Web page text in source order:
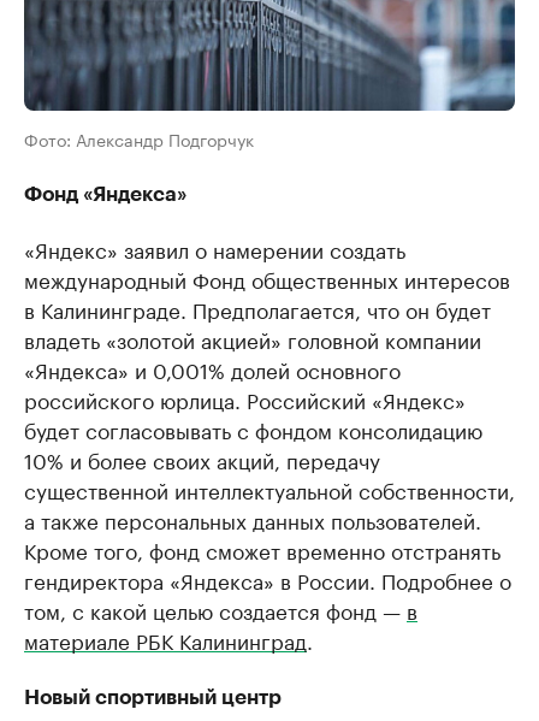
Фото: Александр Подгорчук
Фонд «Яндекса»
«Яндекс» заявил о намерении создать
международный Фонд общественных интересов
в Калининграде. Предполагается, что он будет
владеть «золотой акцией» головной компании
«Яндекса» и 0,001% долей основного
российского юрлица. Российский «Яндекс»
будет согласовывать с фондом консолидацию
10% и более своих акций, передачу
существенной интеллектуальной собственности,
а также персональных данных пользователей.
Кроме того, фонд сможет временно отстранять
гендиректора «Яндекса» в России. Подробнее о
том, с какой целью создается фонд — в
материале РБК Калининград
Новый спортивный центр